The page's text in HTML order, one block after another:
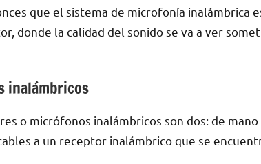
que el sistema de microfonía inalámbrica
donde la calidad del sonido se va a ver
inalámbricos
o micrófonos inalámbricos son dos: de
a un receptor inalámbrico que se